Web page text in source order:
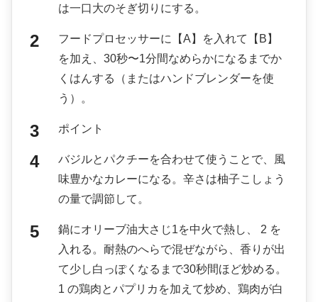
は一口大のそぎ切りにする。
フードプロセッサーに【A】を入れて【B】
を加え、30秒〜1分間なめらかになるまでか
くはんする（またはハンドブレンダーを使
う）。
ポイント
バジルとパクチーを合わせて使うことで、風
味豊かなカレーになる。辛さは柚子こしょう
の量で調節して。
鍋にオリーブ油大さじ1を中火で熱し、 2 を
入れる。耐熱のへらで混ぜながら、香りが出
て少し白っぽくなるまで30秒間ほど炒める。
1 の鶏肉とパプリカを加えて炒め、鶏肉が白